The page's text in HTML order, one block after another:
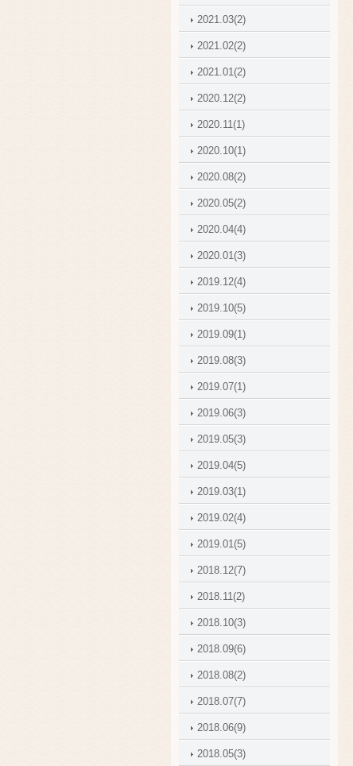
2021.03(2)
2021.02(2)
2021.01(2)
2020.12(2)
2020.11(1)
2020.10(1)
2020.08(2)
2020.05(2)
2020.04(4)
2020.01(3)
2019.12(4)
2019.10(5)
2019.09(1)
2019.08(3)
2019.07(1)
2019.06(3)
2019.05(3)
2019.04(5)
2019.03(1)
2019.02(4)
2019.01(5)
2018.12(7)
2018.11(2)
2018.10(3)
2018.09(6)
2018.08(2)
2018.07(7)
2018.06(9)
2018.05(3)